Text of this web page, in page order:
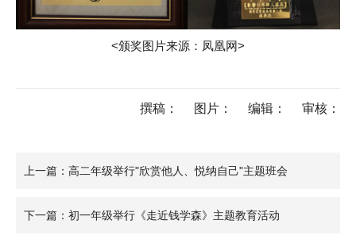
<颁奖图片来源：凤凰网>
撰稿： 图片： 编辑： 审核：
上一篇：高二年级举行"欣赏他人、悦纳自己"主题班会
下一篇：初一年级举行《走近钱学森》主题教育活动